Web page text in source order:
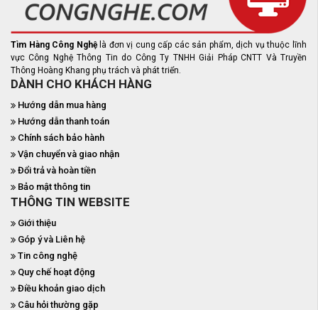
Tìm Hàng Công Nghệ là đơn vị cung cấp các sản phẩm, dịch vụ thuộc lĩnh
vực Công Nghệ Thông Tin do Công Ty TNHH Giải Pháp CNTT Và Truyền
Thông Hoàng Khang phụ trách và phát triển.
DÀNH CHO KHÁCH HÀNG
Hướng dẫn mua hàng
Hướng dẫn thanh toán
Chính sách bảo hành
Vận chuyển và giao nhận
Đổi trả và hoàn tiền
Bảo mật thông tin
THÔNG TIN WEBSITE
Giới thiệu
Góp ý và Liên hệ
Tin công nghệ
Quy chế hoạt động
Điều khoản giao dịch
Câu hỏi thường gặp